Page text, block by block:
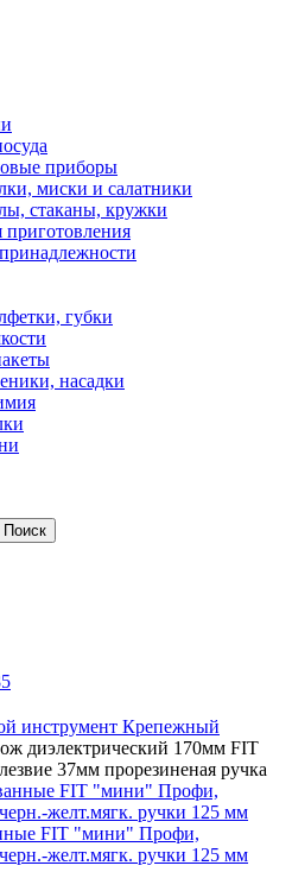
приборы
миски и салатники
стаканы, кружки
приготовления
губки
насадки
Поиск
инструмент Крепежный
диэлектрический 170мм FIT
37мм прорезиненая ручка
FIT "мини" Профи,
желт.мягк. ручки 125 мм